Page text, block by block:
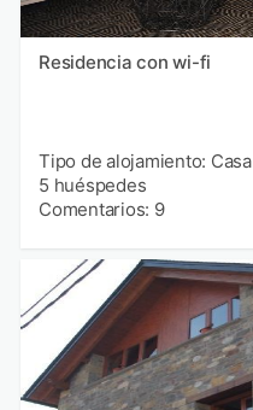
Residencia con wi-fi
Tipo de alojamiento: Casa
5 huéspedes
Comentarios: 9